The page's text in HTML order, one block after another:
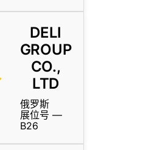
DELI
GROUP
CO.,
LTD
俄罗斯
展位号 —
B26